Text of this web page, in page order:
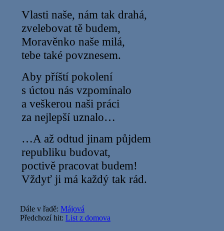
Vlasti naše, nám tak drahá,
zvelebovat tě budem,
Moravěnko naše milá,
tebe také povznesem.
Aby příští pokolení
s úctou nás vzpomínalo
a veškerou naši práci
za nejlepší uznalo…
…A až odtud jinam půjdem
republiku budovat,
poctivě pracovat budem!
Vždyť ji má každý tak rád.
Dále v řadě: Májová
Předchozí hit: List z domova